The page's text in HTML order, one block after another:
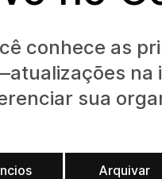
conhece as
sua
Arquivar